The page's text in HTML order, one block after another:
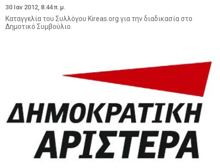
30 Ιαν 2012, 8:44 π.μ.
Καταγγελία του Συλλόγου Kireas.org για την διαδικασία στο
Δημοτικό Συμβούλιο.